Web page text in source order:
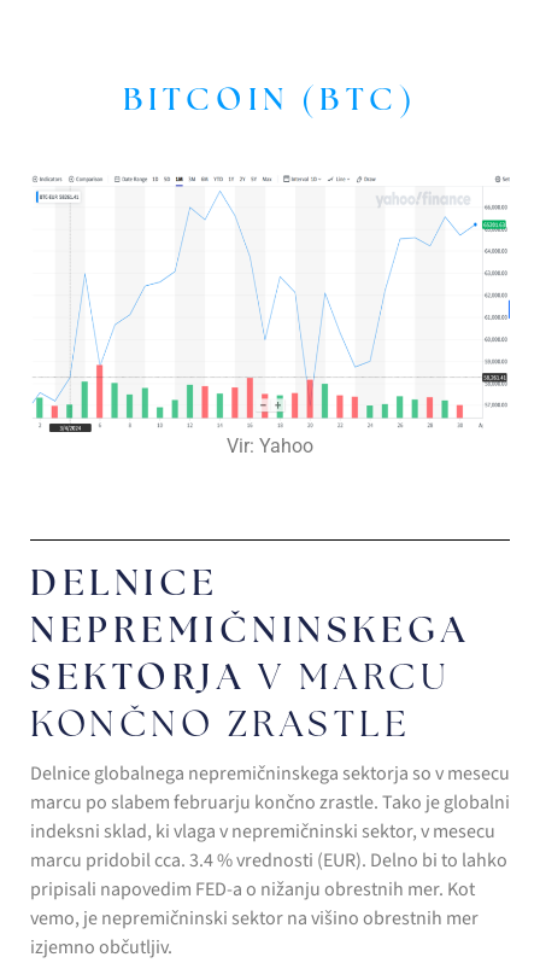
BITCOIN (BTC)
Vir: Yahoo
DELNICE
NEPREMIČNINSKEGA
SEKTORJA V MARCU
KONČNO ZRASTLE
Delnice globalnega nepremičninskega sektorja so v mesecu
marcu po slabem februarju končno zrastle. Tako je globalni
indeksni sklad, ki vlaga v nepremičninski sektor, v mesecu
marcu pridobil cca. 3.4 % vrednosti (EUR). Delno bi to lahko
pripisali napovedim FED-a o nižanju obrestnih mer. Kot
vemo, je nepremičninski sektor na višino obrestnih mer
izjemno občutljiv.